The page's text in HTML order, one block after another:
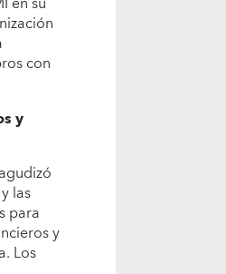
con
y
las
para
y
Los